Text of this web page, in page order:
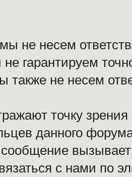
не несем
гарантируем
также не несем
точку
данного
с нами по